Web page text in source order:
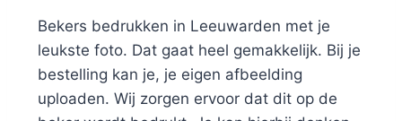
Bekers bedrukken in Leeuwarden met je
leukste foto. Dat gaat heel gemakkelijk. Bij je
bestelling kan je, je eigen afbeelding
uploaden. Wij zorgen ervoor dat dit op de